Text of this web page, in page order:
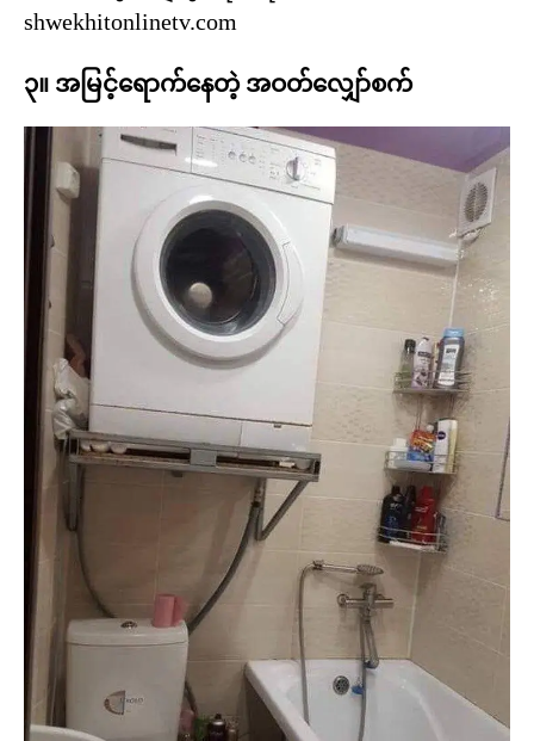
shwekhitonlinetv.com
၃။ အမြင့်ရောက်နေတဲ့ အဝတ်လျှော်စက်